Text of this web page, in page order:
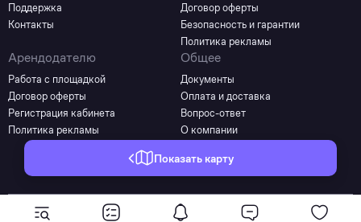
Показать карту
Поддержка
Контакты
Договор оферты
Безопасность и гарантии
Политика рекламы
Арендодателю
Работа с площадкой
Договор оферты
Регистрация кабинета
Политика рекламы
Общее
Документы
Оплата и доставка
Вопрос-ответ
О компании